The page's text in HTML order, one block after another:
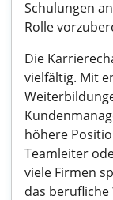
Schulungen
Rolle
Die
vielfältig. Mit
höhere
Teamleiter
viele Firmen
das